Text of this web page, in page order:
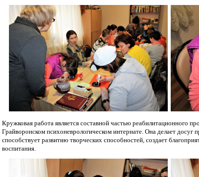
Кружковая работа является составной частью реабилитационного
Грайворонском психоневрологическом интернате. Она делает
способствует развитию творческих способностей, создает
воспитания.